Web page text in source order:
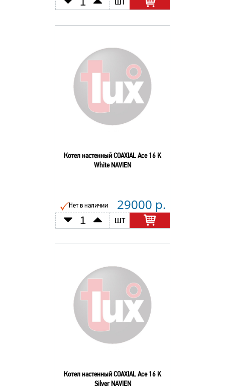
Котел настенный COAXIAL Ace 16 K
White NAVIEN
Нет в наличии 29000 р.
шт
Котел настенный COAXIAL Ace 16 K
Silver NAVIEN